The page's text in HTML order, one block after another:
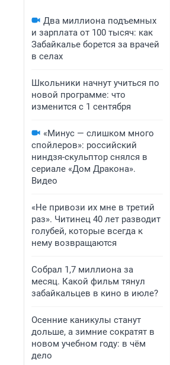
Два миллиона подъемных
и зарплата от 100 тысяч: как
Забайкалье борется за врачей
в селах
Школьники начнут учиться по
новой программе: что
изменится с 1 сентября
«Минус — слишком много
спойлеров»: российский
ниндзя-скульптор снялся в
сериале «Дом Дракона».
Видео
«Не привози их мне в третий
раз». Читинец 40 лет разводит
голубей, которые всегда к
нему возвращаются
Собрал 1,7 миллиона за
месяц. Какой фильм тянул
забайкальцев в кино в июле?
Осенние каникулы станут
дольше, а зимние сократят в
новом учебном году: в чём
дело